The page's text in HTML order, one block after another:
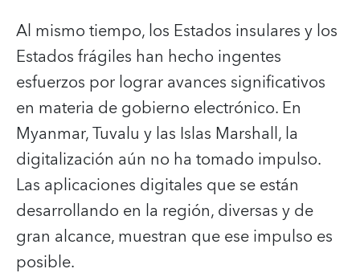
Al mismo tiempo, los Estados insulares y los
Estados frágiles han hecho ingentes
esfuerzos por lograr avances significativos
en materia de gobierno electrónico. En
Myanmar, Tuvalu y las Islas Marshall, la
digitalización aún no ha tomado impulso.
Las aplicaciones digitales que se están
desarrollando en la región, diversas y de
gran alcance, muestran que ese impulso es
posible.